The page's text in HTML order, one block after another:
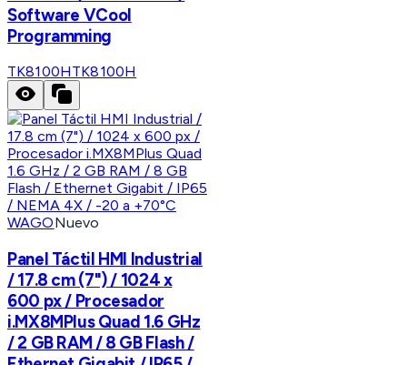
Software VCool
Programming
TK8100HTK8100H
WAGONuevo
Panel Táctil HMI Industrial
/ 17.8 cm (7") / 1024 x
600 px / Procesador
i.MX8MPlus Quad 1.6 GHz
/ 2 GB RAM / 8 GB Flash /